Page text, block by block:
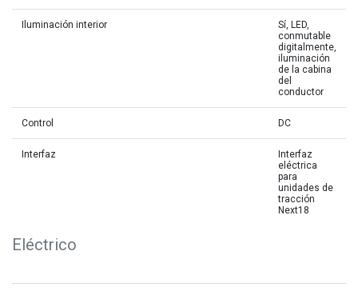
Eléctrico
Iluminación interior
Sí, LED,
conmutable
digitalmente,
iluminación
de la cabina
del
conductor
Control DC
Interfaz
Interfaz
eléctrica
para
unidades de
tracción
Next18